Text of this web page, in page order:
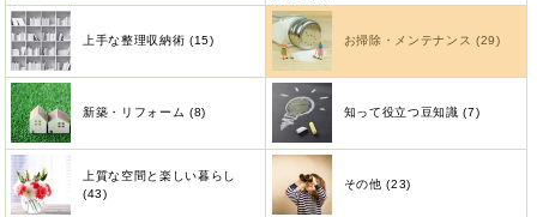
上手な整理収納術 (15) お掃除・メンテナンス (29)
新築・リフォーム (8) 知って役立つ豆知識 (7)
上質な空間と楽しい暮らし
(43)
その他 (23)